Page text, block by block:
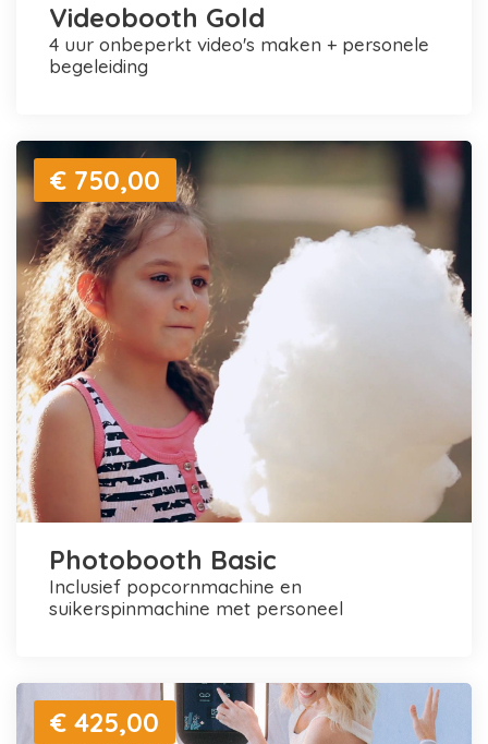
Videobooth Gold
4 uur onbeperkt video's maken + personele
begeleiding
€ 750,00
Photobooth Basic
inclusief popcornmachine en
suikerspinmachine met personeel
€ 425,00